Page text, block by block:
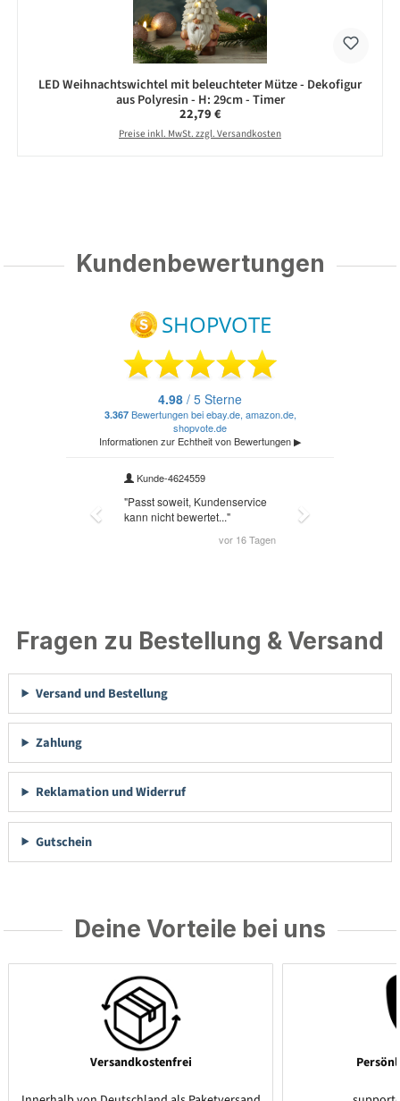
LED Weihnachtswichtel mit beleuchteter Mütze - Dekofigur
aus Polyresin - H: 29cm - Timer
Regulärer Preis:
22,79 €
Preise inkl. MwSt. zzgl. Versandkosten
Kundenbewertungen
Fragen zu Bestellung & Versand
Versand und Bestellung
Zahlung
Reklamation und Widerruf
Gutschein
Deine Vorteile bei uns
Versandkostenfrei